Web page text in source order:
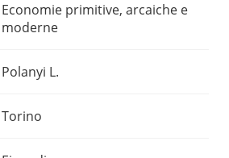
Economie primitive, arcaiche e
moderne
Polanyi L.
Torino